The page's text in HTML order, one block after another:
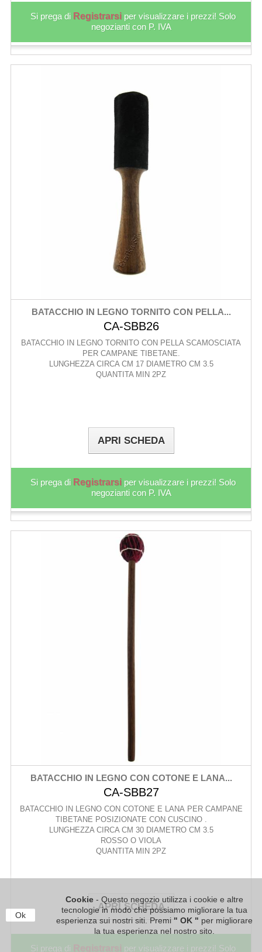
Ok
Cookie - Questo negozio utilizza i cookie e altre
tecnologie in modo che possiamo migliorare la tua
esperienza sui nostri siti. Premi " OK " per migliorare
la tua esperienza nel nostro sito.
Si prega di Registrarsi per visualizzare i prezzi! Solo
negozianti con P. IVA
BATACCHIO IN LEGNO TORNITO CON PELLA...
CA-SBB26
BATACCHIO IN LEGNO TORNITO CON PELLA SCAMOSCIATA
PER CAMPANE TIBETANE.
LUNGHEZZA CIRCA CM 17 DIAMETRO CM 3.5
QUANTITA MIN 2PZ
APRI SCHEDA
Si prega di Registrarsi per visualizzare i prezzi! Solo
negozianti con P. IVA
BATACCHIO IN LEGNO CON COTONE E LANA...
CA-SBB27
BATACCHIO IN LEGNO CON COTONE E LANA PER CAMPANE
TIBETANE POSIZIONATE CON CUSCINO .
LUNGHEZZA CIRCA CM 30 DIAMETRO CM 3.5
ROSSO O VIOLA
QUANTITA MIN 2PZ
APRI SCHEDA
Si prega di Registrarsi per visualizzare i prezzi! Solo